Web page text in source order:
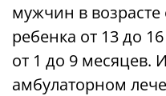
мужчин в возрасте
ребенка от 13 до
от 1 до 9 месяцев.
амбулаторном